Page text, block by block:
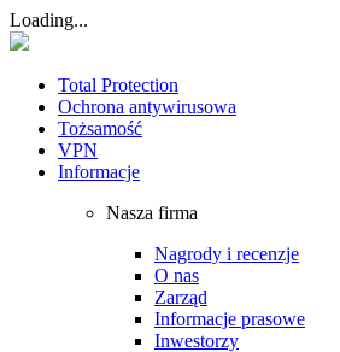
Loading...
Total Protection
Ochrona antywirusowa
Tożsamość
VPN
Informacje
Nasza firma
Nagrody i recenzje
O nas
Zarząd
Informacje prasowe
Inwestorzy